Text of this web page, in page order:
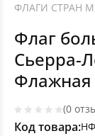
ФЛАГИ СТРАН
Флаг
Сьерра-
Флажная
(0
Код товара: